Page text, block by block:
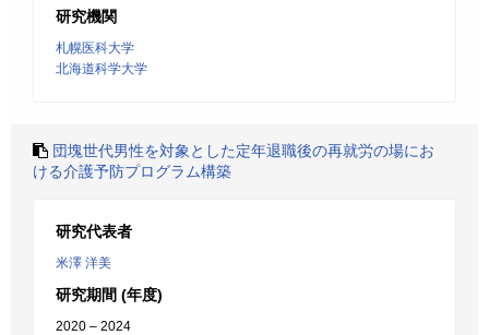
研究機関
札幌医科大学
北海道科学大学
団塊世代男性を対象とした定年退職後の再就労の場にお
ける介護予防プログラム構築
研究代表者
米澤 洋美
研究期間 (年度)
2020 – 2024